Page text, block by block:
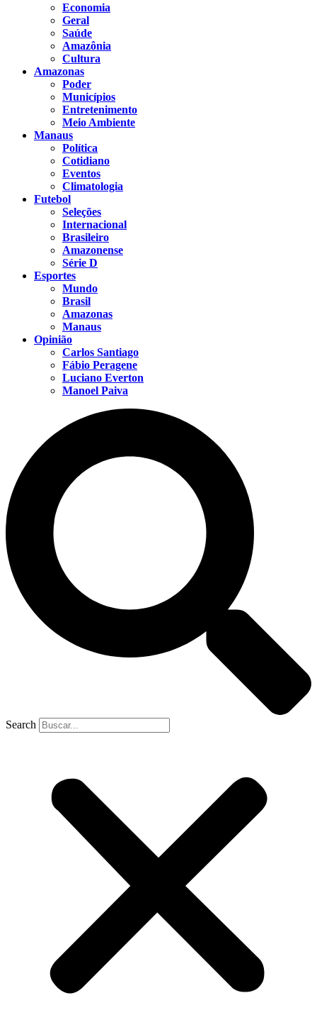
Economia
Geral
Saúde
Amazônia
Cultura
Amazonas
Poder
Municípios
Entretenimento
Meio Ambiente
Manaus
Política
Cotidiano
Eventos
Climatologia
Futebol
Seleções
Internacional
Brasileiro
Amazonense
Série D
Esportes
Mundo
Brasil
Amazonas
Manaus
Opinião
Carlos Santiago
Fábio Peragene
Luciano Everton
Manoel Paiva
Search